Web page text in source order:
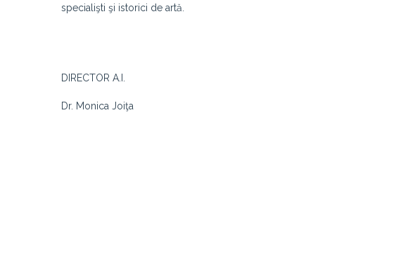
specialişti şi istorici de artă.
DIRECTOR A.I.
Dr. Monica Joiţa